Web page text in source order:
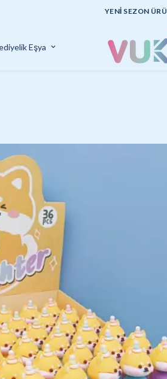
Eşya